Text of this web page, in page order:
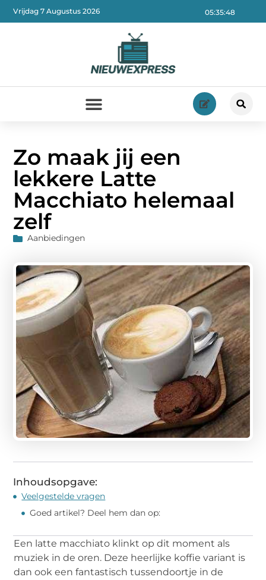
05:35:50
Vrijdag 7 Augustus 2026
Zo maak jij een
lekkere Latte
Macchiato helemaal
zelf
Aanbiedingen
Inhoudsopgave:
Veelgestelde vragen
Goed artikel? Deel hem dan op:
Een latte macchiato klinkt op dit moment als
muziek in de oren. Deze heerlijke koffie variant is
dan ook een fantastisch tussendoortje in de